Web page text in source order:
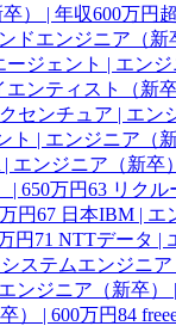
） | 年収600万円超
ドエンジニア（新
ジェント | エンジ
ンティスト（新
センチュア | エン
ト | エンジニア（
エンジニア（新卒
| 650万円63 リクル
円67 日本IBM | エ
円 71 NTTデータ |
ステムエンジニア
エンジニア（新卒）
） | 600万円84